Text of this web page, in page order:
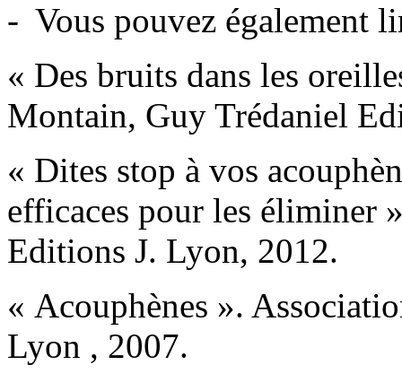
Vous pouvez également
« Des bruits dans les
Montain, Guy Trédaniel
« Dites stop à vos
efficaces pour les éliminer
Editions J. Lyon, 2012.
« Acouphènes ».
Lyon , 2007.